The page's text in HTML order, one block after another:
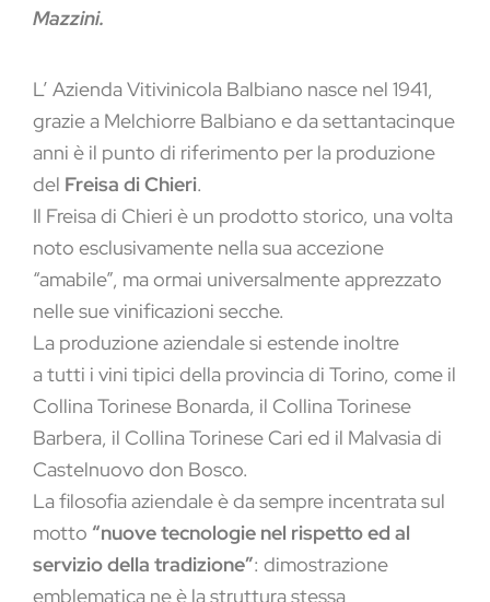
Mazzini.
L’ Azienda Vitivinicola Balbiano nasce nel 1941,
grazie a Melchiorre Balbiano e da settantacinque
anni è il punto di riferimento per la produzione
del Freisa di Chieri.
Il Freisa di Chieri è un prodotto storico, una volta
noto esclusivamente nella sua accezione
“amabile”, ma ormai universalmente apprezzato
nelle sue vinificazioni secche.
La produzione aziendale si estende inoltre
a tutti i vini tipici della provincia di Torino, come il
Collina Torinese Bonarda, il Collina Torinese
Barbera, il Collina Torinese Cari ed il Malvasia di
Castelnuovo don Bosco.
La filosofia aziendale è da sempre incentrata sul
motto “nuove tecnologie nel rispetto ed al
servizio della tradizione”: dimostrazione
emblematica ne è la struttura stessa